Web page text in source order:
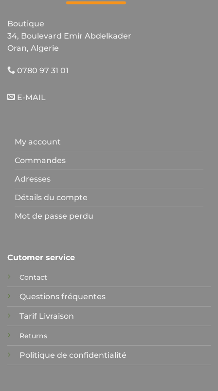
Boutique
34, Boulevard Emir Abdelkader
Oran, Algerie
0780 97 31 01
E-MAIL
My account
Commandes
Adresses
Détails du compte
Mot de passe perdu
Cutomer service
Contact
Questions fréquentes
Tarif Livraison
Returns
Politique de confidentialité